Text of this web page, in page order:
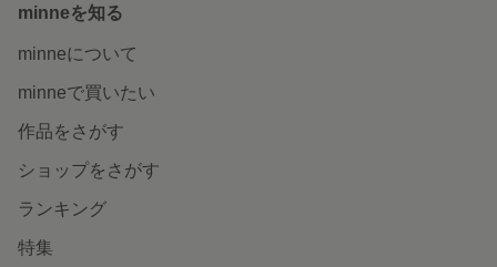
minneを知る
minneについて
minneで買いたい
作品をさがす
ショップをさがす
ランキング
特集